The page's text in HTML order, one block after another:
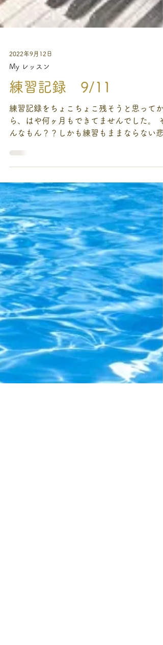
My レッスン
練習記録 9/11
練習記録をちょこちょこ残そうと思ってか
ら、はや何ヶ月もできてませんでした。 そ
んなもん？？しかも練習もままならない悲
い。気持ちは常にピアノに向かってるので
が。 練習記録9/11 バッハ フランス風序
パルティータ
https://youtu.be/xRBS11Zxffc...